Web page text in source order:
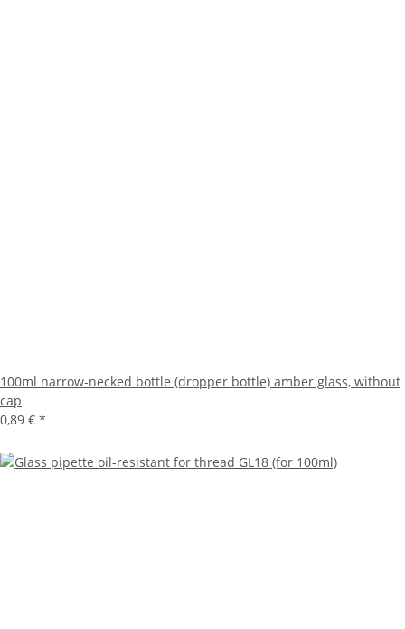
100ml narrow-necked bottle (dropper bottle) amber glass, without
cap
0,89 € *